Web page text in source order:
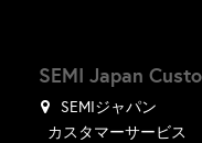
SEMI Japan
SEMIジャパン
カスタマーサービス